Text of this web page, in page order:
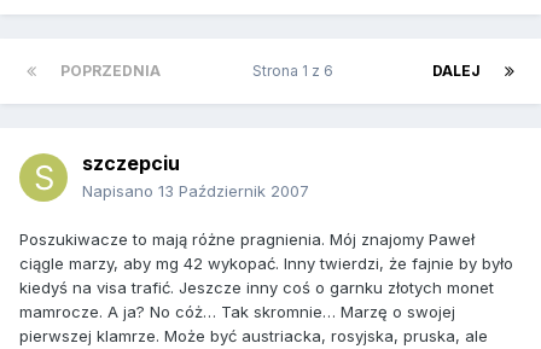
POPRZEDNIA DALEJ
Strona 1 z 6
szczepciu
Napisano 13 Październik 2007
Poszukiwacze to mają różne pragnienia. Mój znajomy Paweł
ciągle marzy, aby mg 42 wykopać. Inny twierdzi, że fajnie by było
kiedyś na visa trafić. Jeszcze inny coś o garnku złotych monet
mamrocze. A ja? No cóż… Tak skromnie… Marzę o swojej
pierwszej klamrze. Może być austriacka, rosyjska, pruska, ale